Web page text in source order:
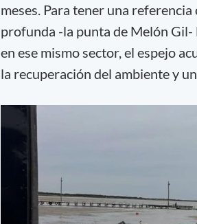
meses. Para tener una
profunda -la punta de Melón Gil-
en ese mismo sector, el espejo
la recuperación del ambiente y